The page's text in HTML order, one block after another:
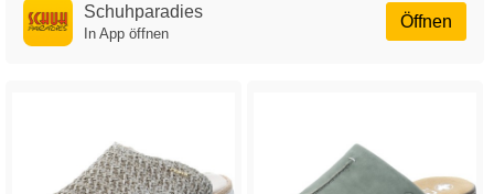
Öffnen
Schuhparadies
In App öffnen